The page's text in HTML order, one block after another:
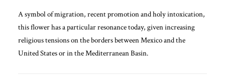
A symbol of migration, recent promotion and holy intoxication,
this flower has a particular resonance today, given increasing
religious tensions on the borders between Mexico and the
United States or in the Mediterranean Basin.